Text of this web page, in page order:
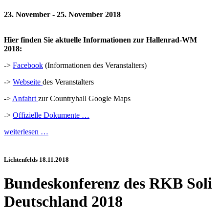
23. November - 25. November 2018
Hier finden Sie aktuelle Informationen zur Hallenrad-WM
2018:
-> Facebook (Informationen des Veranstalters)
-> Webseite des Veranstalters
-> Anfahrt zur Countryhall Google Maps
-> Offizielle Dokumente …
weiterlesen …
Lichtenfelds 18.11.2018
Bundeskonferenz des RKB Soli
Deutschland 2018